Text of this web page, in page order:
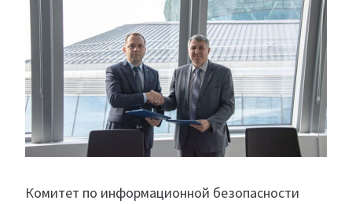
Комитет по информационной безопасности